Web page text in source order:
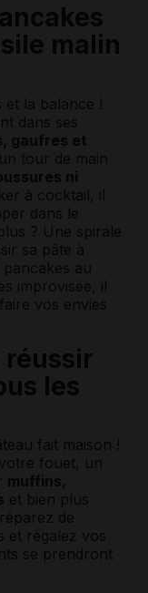
malin
et la balance !
dans ses
gaufres et
tour de main
ni
à cocktail, il
dans le
? Une spirale
sa pâte à
au
improvisée, il
vos envies
réussir
les
fait maison !
fouet, un
muffins,
et bien plus
de
et régalez vos
se prendront